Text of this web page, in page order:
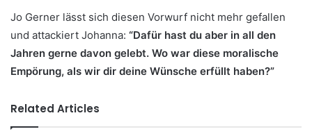
Jo Gerner lässt sich diesen Vorwurf nicht mehr gefallen
und attackiert Johanna: “Dafür hast du aber in all den
Jahren gerne davon gelebt. Wo war diese moralische
Empörung, als wir dir deine Wünsche erfüllt haben?”
Related Articles